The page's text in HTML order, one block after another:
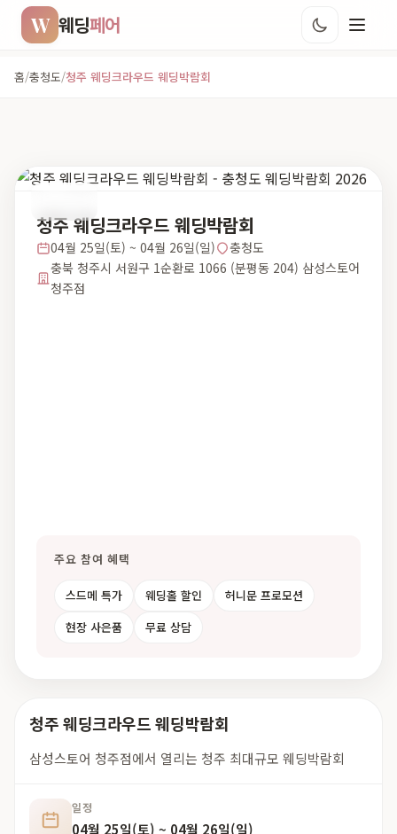
W 웨딩페어
홈/충청도/청주 웨딩크라우드 웨딩박람회
청주 웨딩크라우드 웨딩박람회
04월 25일(토) ~ 04월 26일(일)
충청도
충북 청주시 서원구 1순환로 1066 (분평동 204) 삼성스토어
청주점
주요 참여 혜택
스드메 특가 웨딩홀 할인
허니문 프로모션
현장 사은품
무료 상담
청주 웨딩크라우드 웨딩박람회
삼성스토어 청주점에서 열리는 청주 최대규모 웨딩박람회
일정
04월 25일(토) ~ 04월 26일(일)